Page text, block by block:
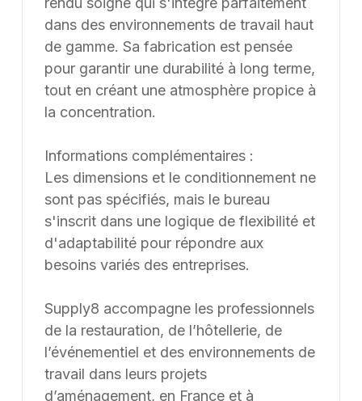
Une erreur inattendue est
survenue